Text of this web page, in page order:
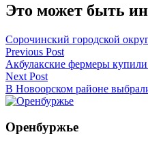
Это может быть
Сорочинский городской
Навигация
по
записям
Previous Post
Акбулакские фермеры
Next Post
В Новоорском районе
Оренбуржье